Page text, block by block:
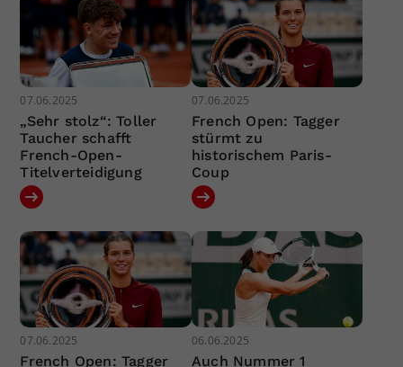
07.06.2025
„Sehr stolz“: Toller
Taucher schafft
French-Open-
Titelverteidigung
07.06.2025
French Open: Tagger
stürmt zu
historischem Paris-
Coup
07.06.2025
French Open: Tagger
06.06.2025
Auch Nummer 1